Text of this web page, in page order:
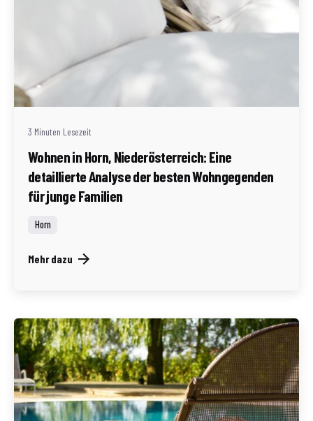
Geschrieben von
Redaktion Immofragen Bezirk: Horn & Hollabrunn
3 Minuten Lesezeit
Wohnen in Horn, Niederösterreich: Eine
detaillierte Analyse der besten Wohngegenden
für junge Familien
Horn
Mehr dazu